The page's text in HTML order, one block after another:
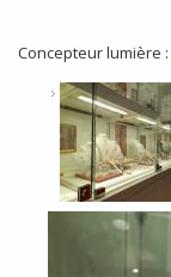
Concepteur lumière :